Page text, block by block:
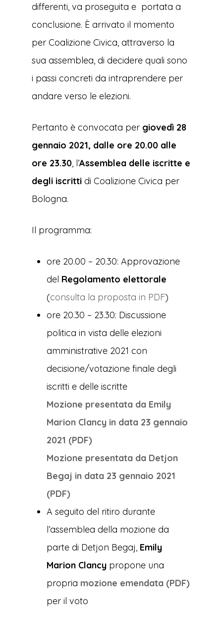
differenti, va proseguita e portata a
conclusione. È arrivato il momento
per Coalizione Civica, attraverso la
sua assemblea, di decidere quali sono
i passi concreti da intraprendere per
andare verso le elezioni.
Pertanto è convocata per giovedì 28
gennaio 2021, dalle ore 20.00 alle
ore 23.30, l’Assemblea delle iscritte e
degli iscritti di Coalizione Civica per
Bologna.
Il programma:
ore 20.00 – 20.30: Approvazione
del Regolamento elettorale
(consulta la proposta in PDF)
ore 20.30 – 23.30: Discussione
politica in vista delle elezioni
amministrative 2021 con
decisione/votazione finale degli
iscritti e delle iscritte
Mozione presentata da Emily
Marion Clancy in data 23 gennaio
2021 (PDF)
Mozione presentata da Detjon
Begaj in data 23 gennaio 2021
(PDF)
A seguito del ritiro durante
l’assemblea della mozione da
parte di Detjon Begaj, Emily
Marion Clancy propone una
propria mozione emendata (PDF)
per il voto